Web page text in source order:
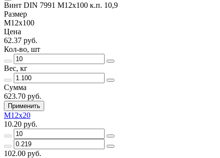
Винт DIN 7991 M12x100 к.п. 10,9
Размер
M12x100
Цена
62.37 руб.
Кол-во, шт
Вес, кг
Сумма
623.70 руб.
Применить
M12x20
10.20 руб.
102.00 руб.